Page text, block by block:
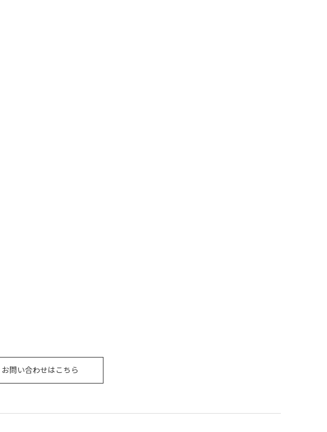
お問い合わせはこちら